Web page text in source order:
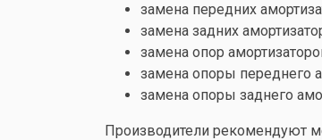
замена передних
замена задних
замена опор
замена опоры переднего
замена опоры заднего
Производители рекомендуют